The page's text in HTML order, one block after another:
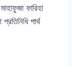
ফারিহা
পার্থ